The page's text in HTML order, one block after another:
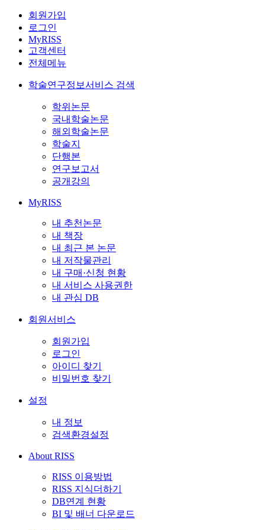
회원가입
로그인
MyRISS
고객센터
전체메뉴
학술연구정보서비스 검색
학위논문
국내학술논문
해외학술논문
학술지
단행본
연구보고서
공개강의
MyRISS
내 추천논문
내 책장
내 최근 본 논문
내 저작물관리
내 구매·신청 현황
내 서비스 사용권한
내 관심 DB
회원서비스
회원가입
로그인
아이디 찾기
비밀번호 찾기
설정
내 정보
검색환경설정
About RISS
RISS 이용방법
RISS 지식더하기
DB연계 현황
BI 및 배너 다운로드